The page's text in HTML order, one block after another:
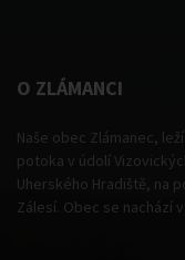
O ZLÁMANCI
Naše obec Zlámanec,
potoka v údolí
Uherského Hradiště, na
Zálesí. Obec se nachází